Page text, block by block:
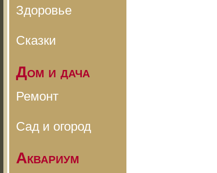
Здоровье
Сказки
Дом и дача
Ремонт
Сад и огород
Аквариум